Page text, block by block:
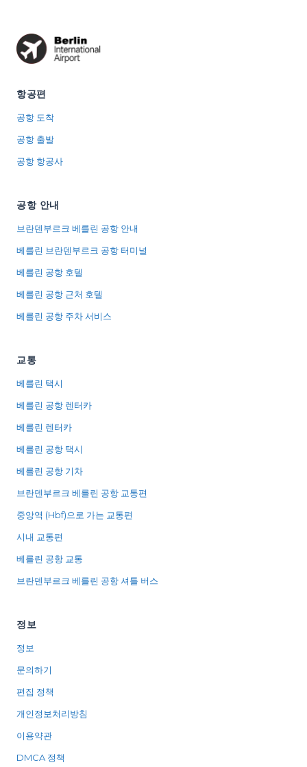
항공편
공항 도착
공항 출발
공항 항공사
공항 안내
브란덴부르크 베를린 공항 안내
베를린 브란덴부르크 공항 터미널
베를린 공항 호텔
베를린 공항 근처 호텔
베를린 공항 주차 서비스
교통
베를린 택시
베를린 공항 렌터카
베를린 렌터카
베를린 공항 택시
베를린 공항 기차
브란덴부르크 베를린 공항 교통편
중앙역 (Hbf)으로 가는 교통편
시내 교통편
베를린 공항 교통
브란덴부르크 베를린 공항 셔틀 버스
정보
정보
문의하기
편집 정책
개인정보처리방침
이용약관
DMCA 정책